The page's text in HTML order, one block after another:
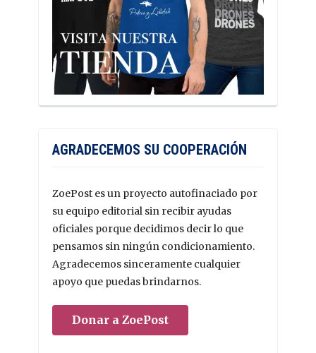
AGRADECEMOS SU COOPERACIÓN
ZoePost es un proyecto autofinaciado por
su equipo editorial sin recibir ayudas
oficiales porque decidimos decir lo que
pensamos sin ningún condicionamiento.
Agradecemos sinceramente cualquier
apoyo que puedas brindarnos.
Donar a ZoePost